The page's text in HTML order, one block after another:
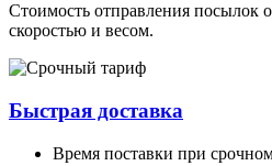
Стоимость отправления посылок
скоростью и весом.
Быстрая доставка
Время поставки при